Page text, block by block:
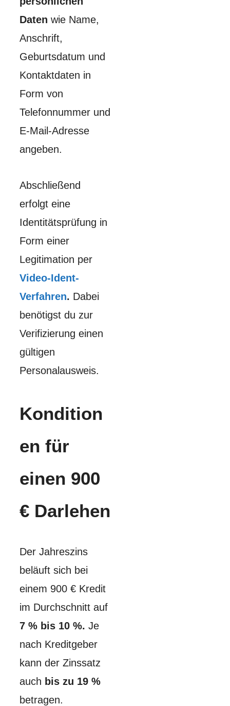
Daten wie Name,
Anschrift,
Geburtsdatum und
Kontaktdaten in
Form von
Telefonnummer und
E-Mail-Adresse
angeben.
Abschließend
erfolgt eine
Identitätsprüfung in
Form einer
Legitimation per
Video-Ident-
Verfahren. Dabei
benötigst du zur
Verifizierung einen
gültigen
Personalausweis.
Kondition
en für
einen 900
€ Darlehen
Der Jahreszins
beläuft sich bei
einem 900 € Kredit
im Durchschnitt auf
7 % bis 10 %. Je
nach Kreditgeber
kann der Zinssatz
auch bis zu 19 %
betragen.